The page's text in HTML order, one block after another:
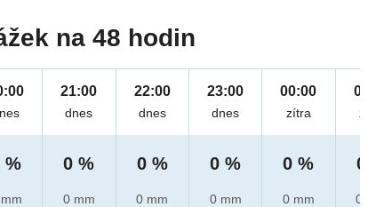
na 48 hodin
%
21:00
dnes
0 %
0 mm
22:00
dnes
0 %
0 mm
23:00
dnes
0 %
0 mm
00:00
zítra
0 %
0 mm
01:00
zítra
0 %
0 mm